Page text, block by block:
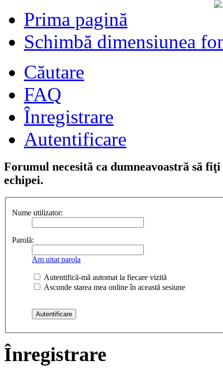
Prima pagină
Schimbă dimensiunea
Căutare
FAQ
Înregistrare
Autentificare
Forumul necesită ca dumneavoastră să
echipei.
Nume utilizator:
Parolă:
Am uitat parola
Autentifică-mă automat la fiecare vizită
Ascunde starea mea online în această sesiune
Înregistrare